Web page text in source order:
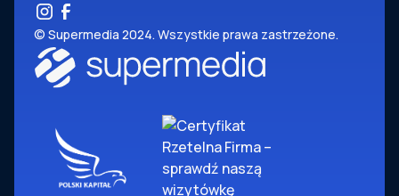
© Supermedia 2024. Wszystkie prawa zastrzeżone.